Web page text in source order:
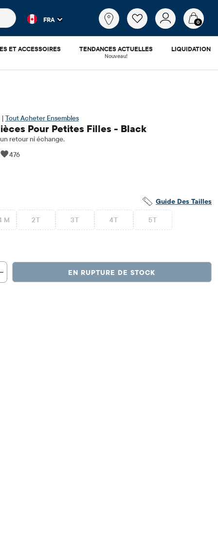
populaires et les résultats de produits au fur et à
FRA 0
ET ACCESSOIRES TENDANCES ACTUELLES
Nouveau!
LIQUIDATION
| Tout Acheter Ensembles
Pour Petites Filles - Black
retour ni échange.
476
Guide Des Tailles
M 2T 3T 4T 5T
EN RUPTURE DE STOCK